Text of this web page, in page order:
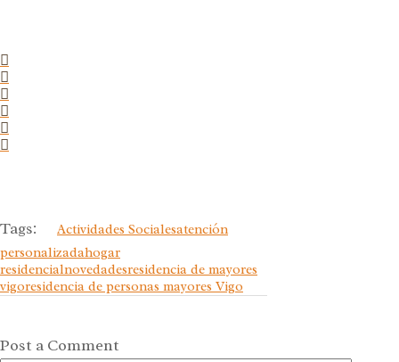
Tags: Actividades Socialesatención
personalizadahogar
residencialnovedadesresidencia de mayores
vigoresidencia de personas mayores Vigo
Post a Comment